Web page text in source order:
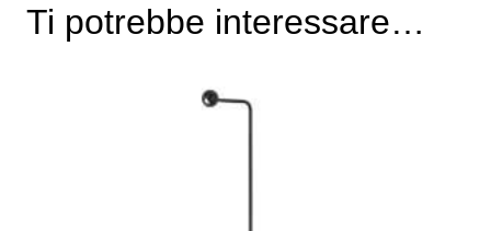
Ti potrebbe interessare…